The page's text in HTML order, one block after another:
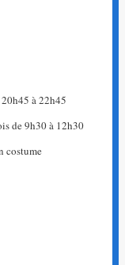
à 22h45
de 9h30 à 12h30
costume